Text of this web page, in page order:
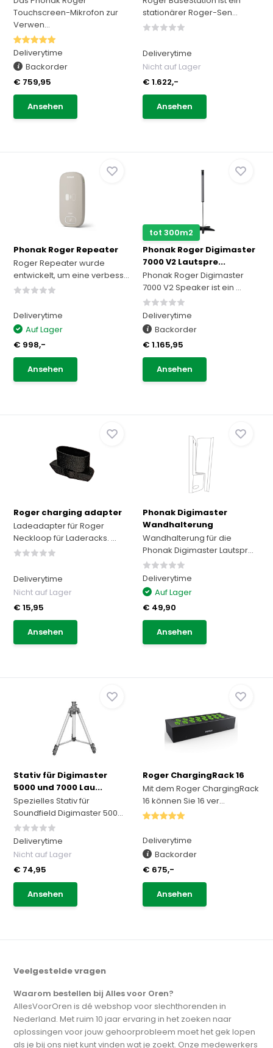
Touchscreen-Mikrofon zur
Verwen...
Deliverytime
Backorder
€ 759,95
Ansehen
stationärer Roger-Sen...
Deliverytime
Nicht auf Lager
€ 1.622,-
Ansehen
Phonak Roger Repeater
Roger Repeater wurde
entwickelt, um eine verbess...
Deliverytime
Auf Lager
€ 998,-
Ansehen
tot 300m2
Phonak Roger Digimaster
7000 V2 Lautspre...
Phonak Roger Digimaster
7000 V2 Speaker ist ein ...
Deliverytime
Backorder
€ 1.165,95
Ansehen
Roger charging adapter
Ladeadapter für Roger
Neckloop für Laderacks. ...
Deliverytime
Nicht auf Lager
€ 15,95
Ansehen
Phonak Digimaster
Wandhalterung
Wandhalterung für die
Phonak Digimaster Lautspr...
Deliverytime
Auf Lager
€ 49,90
Ansehen
Stativ für Digimaster
5000 und 7000 Lau...
Spezielles Stativ für
Soundfield Digimaster 500...
Deliverytime
Nicht auf Lager
€ 74,95
Ansehen
Roger ChargingRack 16
Mit dem Roger ChargingRack
16 können Sie 16 ver...
Deliverytime
Backorder
€ 675,-
Ansehen
Veelgestelde vragen
Waarom bestellen bij Alles voor Oren?
AllesVoorOren is dé webshop voor slechthorenden in
Nederland. Met ruim 10 jaar ervaring in het zoeken naar
oplossingen voor jouw gehoorprobleem moet het gek lopen
als je bij ons niet kunt vinden wat je zoekt. Onze medewerkers